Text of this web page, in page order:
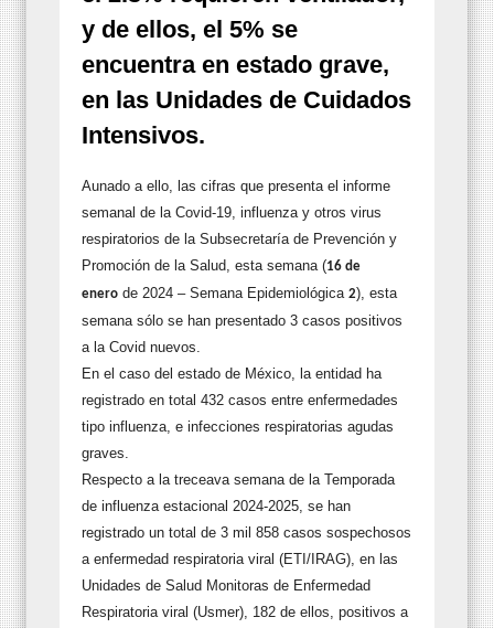
y de ellos, el 5% se
encuentra en estado grave,
en las Unidades de Cuidados
Intensivos.
Aunado a ello, las cifras que presenta el informe
semanal de la Covid-19, influenza y otros virus
respiratorios de la Subsecretaría de Prevención y
Promoción de la Salud, esta semana (16 de
enero de 2024 – Semana Epidemiológica 2), esta
semana sólo se han presentado 3 casos positivos
a la Covid nuevos.
En el caso del estado de México, la entidad ha
registrado en total 432 casos entre enfermedades
tipo influenza, e infecciones respiratorias agudas
graves.
Respecto a la treceava semana de la Temporada
de influenza estacional 2024-2025, se han
registrado un total de 3 mil 858 casos sospechosos
a enfermedad respiratoria viral (ETI/IRAG), en las
Unidades de Salud Monitoras de Enfermedad
Respiratoria viral (Usmer), 182 de ellos, positivos a